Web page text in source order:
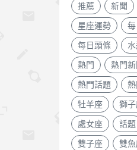
推薦 新聞
星座運勢 每
每日頭條
熱門 熱門
熱門話題
牡羊座 獅
處女座 話題
雙子座 雙